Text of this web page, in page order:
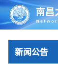
新闻公告